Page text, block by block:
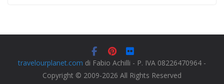
travelourplanet.com di Fabio Achilli - P. IVA 08226470964 -
Copyright © 2009-2026 All Rights Reserved